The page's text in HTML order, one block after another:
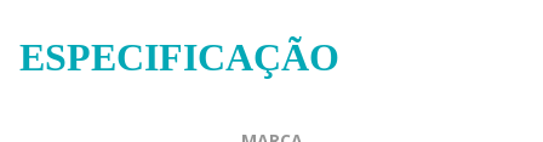
ESPECIFICAÇÃO